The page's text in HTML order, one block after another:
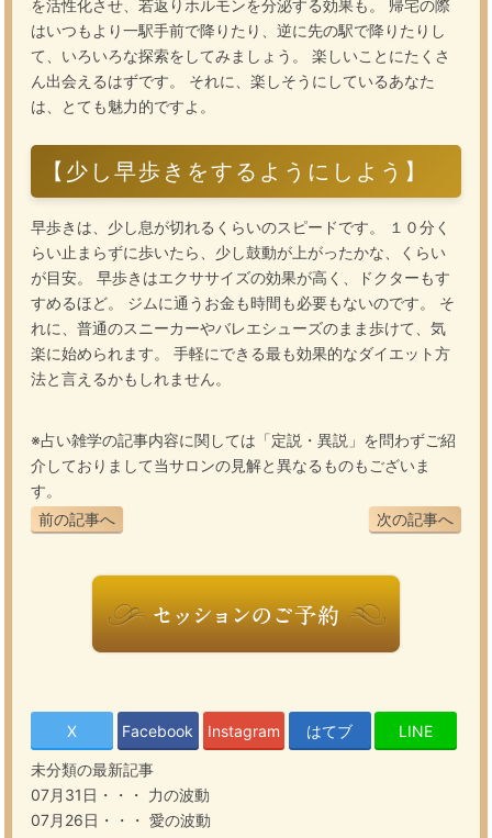
を活性化させ、若返りホルモンを分泌する効果も。 帰宅の際
はいつもより一駅手前で降りたり、逆に先の駅で降りたりし
て、いろいろな探索をしてみましょう。 楽しいことにたくさ
ん出会えるはずです。 それに、楽しそうにしているあなた
は、とても魅力的ですよ。
【少し早歩きをするようにしよう】
早歩きは、少し息が切れるくらいのスピードです。 １０分く
らい止まらずに歩いたら、少し鼓動が上がったかな、くらい
が目安。 早歩きはエクササイズの効果が高く、ドクターもす
すめるほど。 ジムに通うお金も時間も必要もないのです。 そ
れに、普通のスニーカーやバレエシューズのまま歩けて、気
楽に始められます。 手軽にできる最も効果的なダイエット方
法と言えるかもしれません。
※占い雑学の記事内容に関しては「定説・異説」を問わずご紹
介しておりまして当サロンの見解と異なるものもございま
す。
次の記事へ
前の記事へ
X Facebook Instagram はてブ LINE
未分類の最新記事
07月31日・・・ 力の波動
07月26日・・・ 愛の波動